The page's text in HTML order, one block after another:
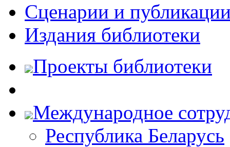
Сценарии и
Издания библиотеки
Проекты библиотеки
Международное
Республика Беларусь